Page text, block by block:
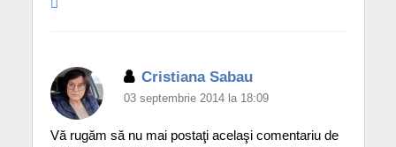
Cristiana Sabau
03 septembrie 2014 la 18:09
Vă rugăm să nu mai postaţi acelaşi comentariu de